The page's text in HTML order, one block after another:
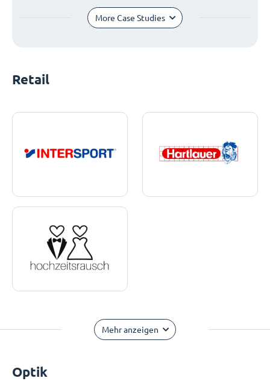
More Case Studies
Retail
Mehr anzeigen
Optik